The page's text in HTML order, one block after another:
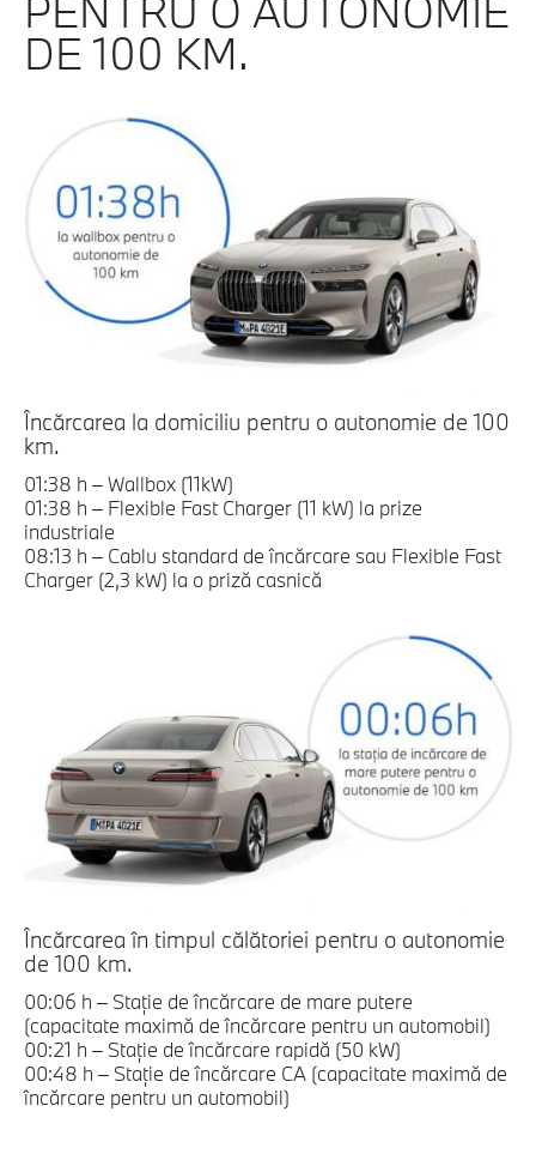
DE 100 KM.
Încărcarea la domiciliu pentru o autonomie de 100
km.
01:38 h – Wallbox (11kW)
01:38 h – Flexible Fast Charger (11 kW) la prize
industriale
08:13 h – Cablu standard de încărcare sau Flexible Fast
Charger (2,3 kW) la o priză casnică
Încărcarea în timpul călătoriei pentru o autonomie
de 100 km.
00:06 h – Staţie de încărcare de mare putere
(capacitate maximă de încărcare pentru un automobil)
00:21 h – Staţie de încărcare rapidă (50 kW)
00:48 h – Staţie de încărcare CA (capacitate maximă de
încărcare pentru un automobil)